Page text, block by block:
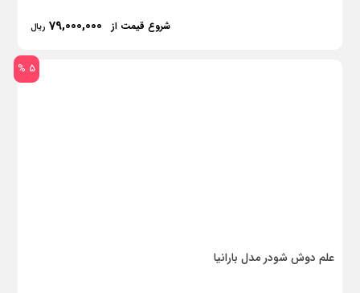
شروع قیمت از 79,000,000 ریال
5 %
علم دوش شودر مدل بارانیا